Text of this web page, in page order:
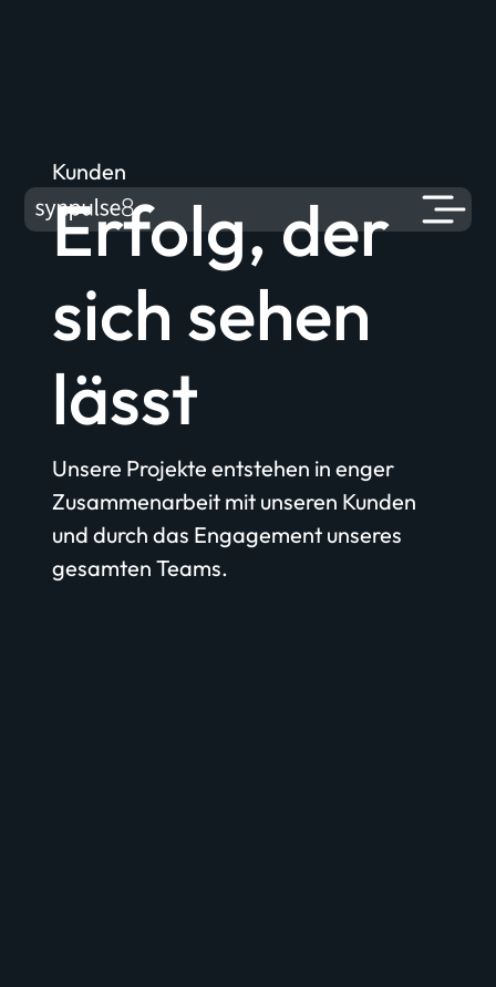
Kunden
Erfolg, der
sich sehen
lässt
Unsere Projekte entstehen in enger
Zusammenarbeit mit unseren Kunden
und durch das Engagement unseres
gesamten Teams.